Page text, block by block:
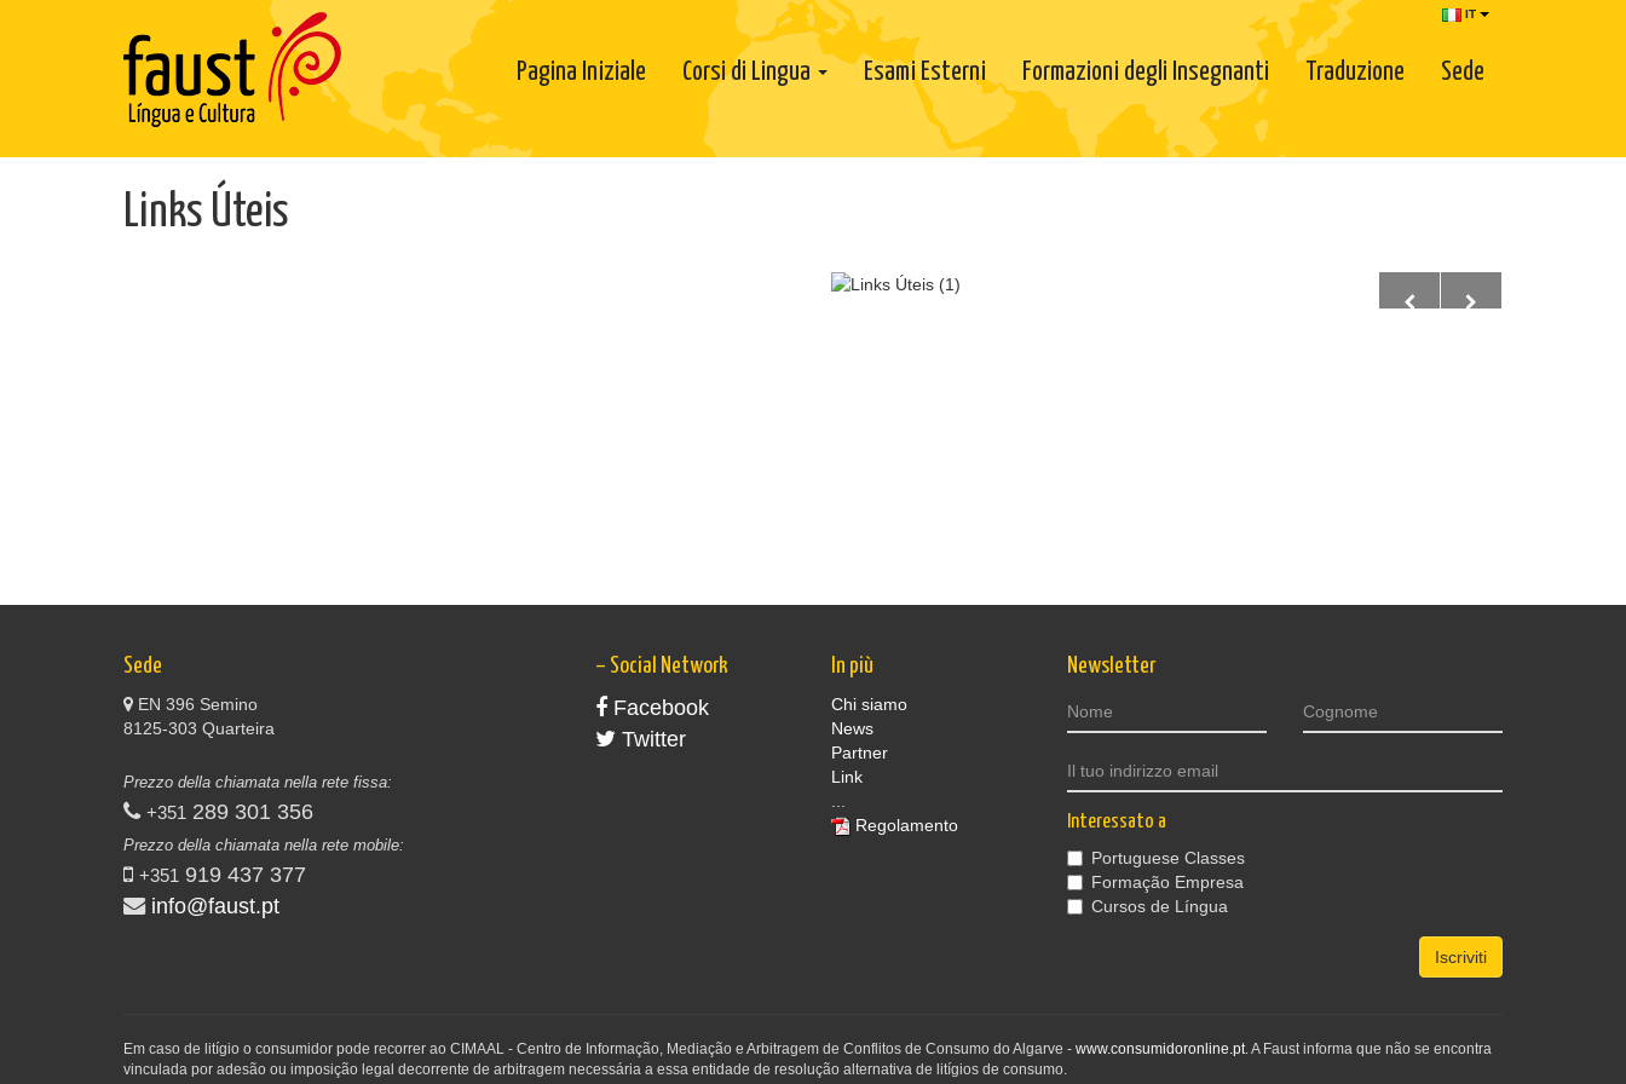
IT
Pagina Iniziale Corsi di Lingua Esami Esterni Formazioni degli Insegnanti Traduzione Sede
Links Úteis
Sede
EN 396 Semino
8125-303 Quarteira
Prezzo della chiamata nella rete fissa:
+351 289 301 356
Prezzo della chiamata nella rete mobile:
+351 919 437 377
info@faust.pt
– Social Network
Facebook
Twitter
In più
Chi siamo
News
Partner
Link
Regolamento
Newsletter
Interessato a
Portuguese Classes
Formação Empresa
Cursos de Língua
Iscriviti
Em caso de litígio o consumidor pode recorrer ao CIMAAL - Centro de Informação, Mediação e Arbitragem de Conflitos de Consumo do Algarve - www.consumidoronline.pt. A Faust informa que não se encontra
vinculada por adesão ou imposição legal decorrente de arbitragem necessária a essa entidade de resolução alternativa de litígios de consumo.